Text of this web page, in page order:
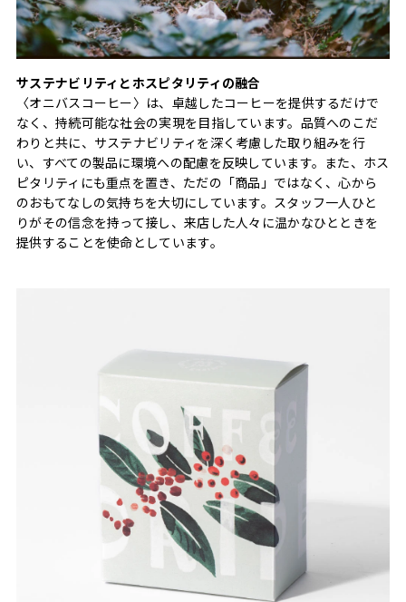
サステナビリティとホスピタリティの融合
〈オニバスコーヒー〉は、卓越したコーヒーを提供するだけで
なく、持続可能な社会の実現を目指しています。品質へのこだ
わりと共に、サステナビリティを深く考慮した取り組みを行
い、すべての製品に環境への配慮を反映しています。また、ホス
ピタリティにも重点を置き、ただの「商品」ではなく、心から
のおもてなしの気持ちを大切にしています。スタッフ一人ひと
りがその信念を持って接し、来店した人々に温かなひとときを
提供することを使命としています。